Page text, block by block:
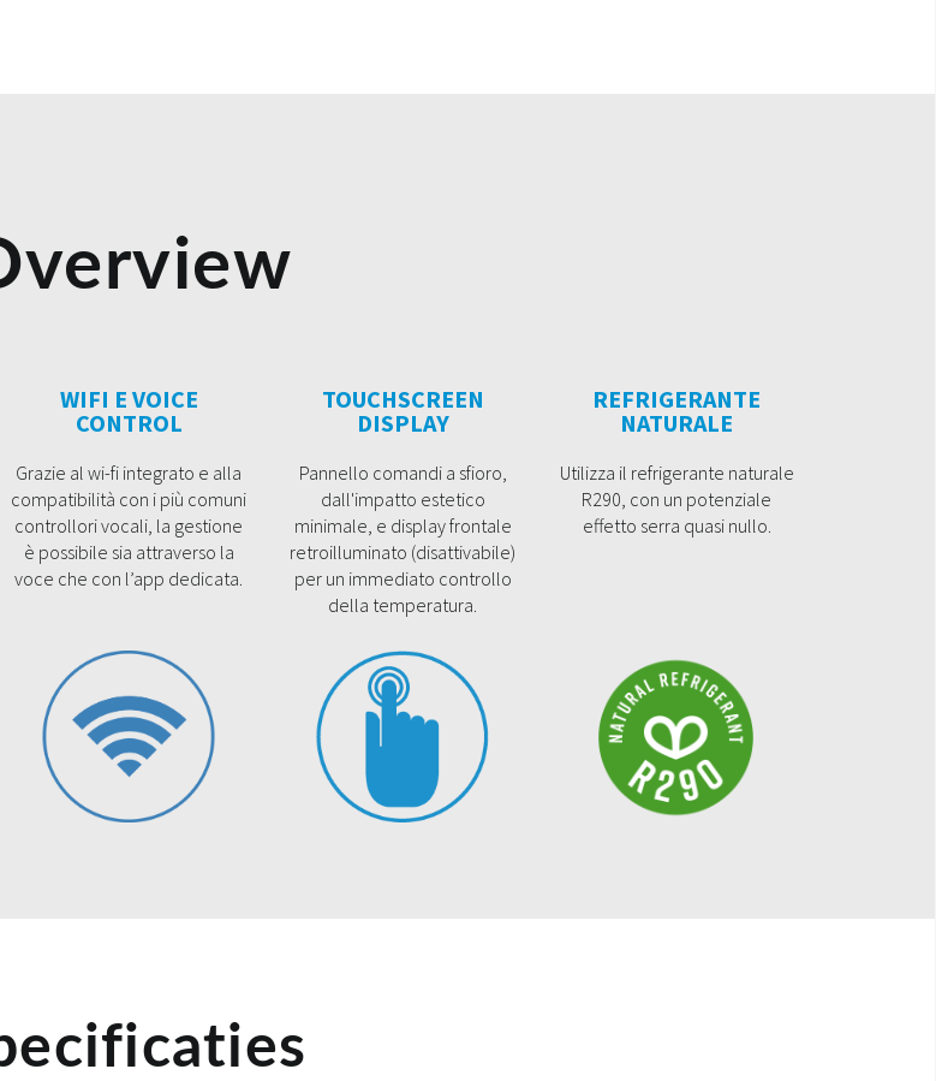
WIFI E VOICE
CONTROL
Grazie al wi-fi integrato e alla
compatibilità con i più comuni
controllori vocali, la gestione
è possibile sia attraverso la
voce che con l’app dedicata.
TOUCHSCREEN
DISPLAY
Pannello comandi a sfioro,
dall'impatto estetico
minimale, e display frontale
retroilluminato (disattivabile)
per un immediato controllo
della temperatura.
REFRIGERANTE
NATURALE
Utilizza il refrigerante naturale
R290, con un potenziale
effetto serra quasi nullo.